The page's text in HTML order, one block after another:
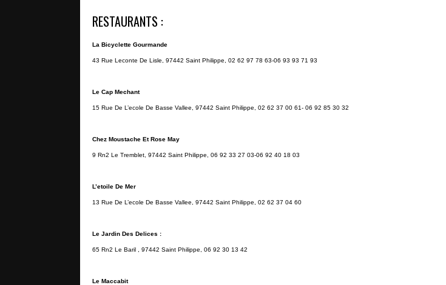
RESTAURANTS :
La Bicyclette Gourmande
43 Rue Leconte De Lisle, 97442 Saint Philippe, 02 62 97 78 63-06 93 93 71 93
Le Cap Mechant
15 Rue De L’ecole De Basse Vallee, 97442 Saint Philippe, 02 62 37 00 61- 06 92 85 30 32
Chez Moustache Et Rose May
9 Rn2 Le Tremblet, 97442 Saint Philippe, 06 92 33 27 03-06 92 40 18 03
L’etoile De Mer
13 Rue De L’ecole De Basse Vallee, 97442 Saint Philippe, 02 62 37 04 60
Le Jardin Des Delices :
65 Rn2 Le Baril , 97442 Saint Philippe, 06 92 30 13 42
Le Maccabit